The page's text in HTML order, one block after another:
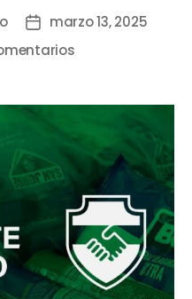
marzo 13, 2025